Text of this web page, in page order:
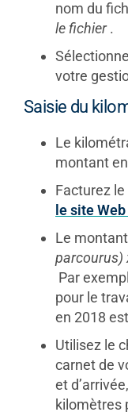
nom du
le fichier.
votre
Saisie du
Le
montant
Facturez
le site
Le
parcourus)
Par
pour le
en 2018
Utilisez le
carnet de
et
kilomètres